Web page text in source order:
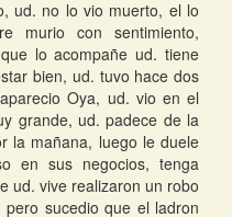
ud. no lo vio muerto, el lo
murio con sentimiento,
lo acompañe ud. tiene
bien, ud. tuvo hace dos
Oya, ud. vio en el
grande, ud. padece de la
la mañana, luego le duele
en sus negocios, tenga
ud. vive realizaron un robo
sucedio que el ladron